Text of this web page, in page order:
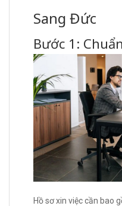
Sang Đức
Bước 1:
Hồ sơ xin việc cần bao